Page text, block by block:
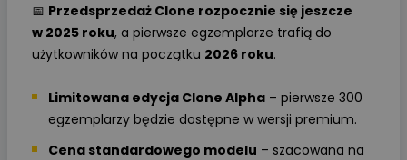
📅 Przedsprzedaż Clone rozpocznie się jeszcze
w 2025 roku, a pierwsze egzemplarze trafią do
użytkowników na początku 2026 roku.
Limitowana edycja Clone Alpha – pierwsze 300
egzemplarzy będzie dostępne w wersji premium.
Cena standardowego modelu – szacowana na